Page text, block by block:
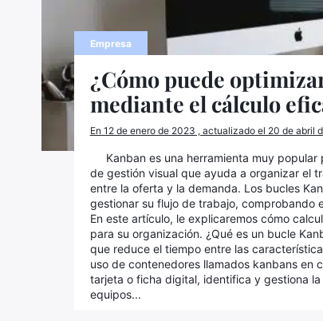
Empresa
¿Cómo puede
mediante el cálculo
En 12 de enero de 2023 , actualizado el 20 de abril
Kanban es una herramienta muy
de gestión visual que ayuda a organizar el
entre la oferta y la demanda. Los bucles
gestionar su flujo de trabajo, comprobando
En este artículo, le explicaremos cómo
para su organización. ¿Qué es un bucle
que reduce el tiempo entre las
uso de contenedores llamados kanbans
tarjeta o ficha digital, identifica y gestiona
equipos...